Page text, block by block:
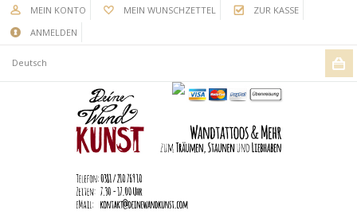
MEIN KONTO MEIN WUNSCHZETTEL
ZUR KASSE
ANMELDEN
Deutsch